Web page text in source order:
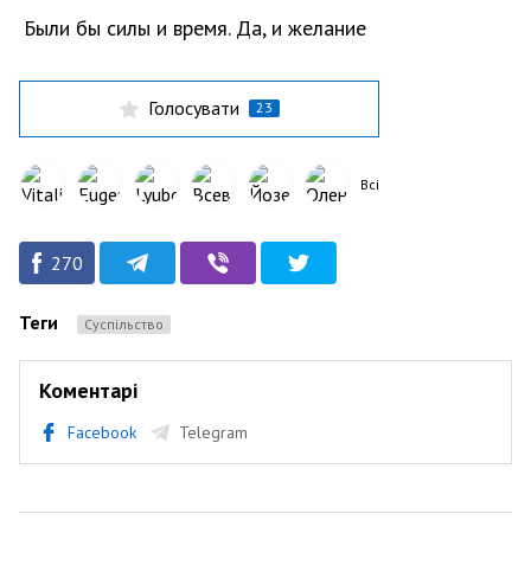
Были бы силы и время. Да, и желание
Голосувати 23
Всі
270
Теги Суспільство
Коментарі
Facebook Telegram